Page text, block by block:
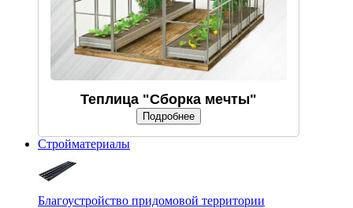
Теплица "Сборка мечты"
Подробнее
Стройматериалы
Благоустройство придомовой территории